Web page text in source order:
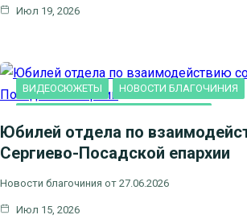
Июл 19, 2026
ВИДЕОСЮЖЕТЫ НОВОСТИ БЛАГОЧИНИЯ
Юбилей отдела по
Сергиево-Посадской епархии
Новости благочиния от 27.06.2026
Июл 15, 2026